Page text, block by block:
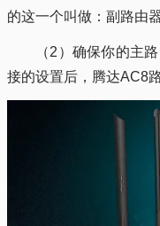
的这一个叫做：副路由
（2）确保你的主
接的设置后，腾达AC8